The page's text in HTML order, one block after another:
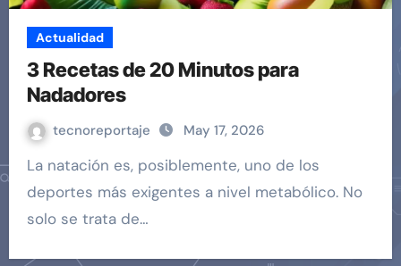
Actualidad
3 Recetas de 20 Minutos para
Nadadores
tecnoreportaje May 17, 2026
La natación es, posiblemente, uno de los
deportes más exigentes a nivel metabólico. No
solo se trata de…